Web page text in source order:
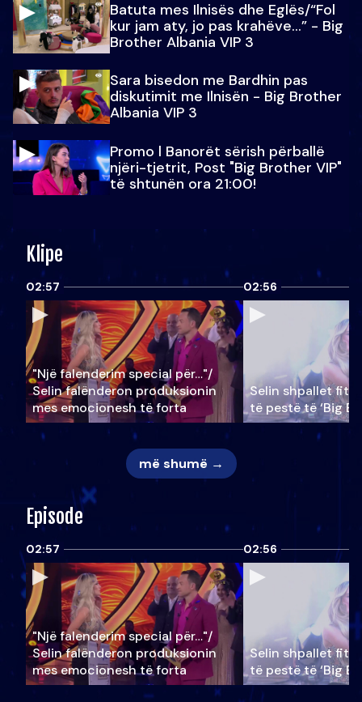
Batuta mes Ilnisës dhe Eglës/“Fol
kur jam aty, jo pas krahëve…” - Big
Brother Albania VIP 3
Sara bisedon me Bardhin pas
diskutimit me Ilnisën - Big Brother
Albania VIP 3
Promo l Banorët sërish përballë
njëri-tjetrit, Post "Big Brother VIP"
të shtunën ora 21:00!
Klipe
02:57
"Një falenderim special për…"/
Selin falënderon produksionin
mes emocionesh të forta
02:56
Selin shpallet
të pestë të ‘Big
më shumë →
Episode
02:57
"Një falenderim special për…"/
Selin falënderon produksionin
mes emocionesh të forta
02:56
Selin shpallet
të pestë të ‘Big